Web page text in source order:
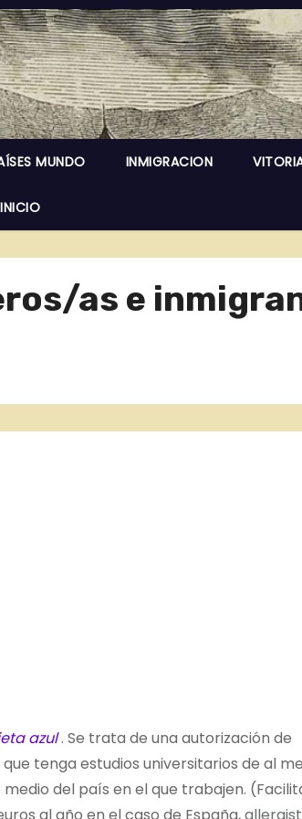
MUNDO INMIGRACION
as e
azul. Se trata de una autorización de
tenga estudios universitarios de al
medio del país en el que trabajen.